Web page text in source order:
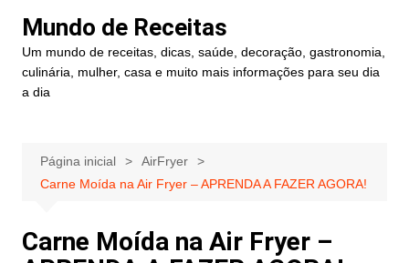
para
conteúdo
Mundo de Receitas
Um mundo de receitas, dicas, saúde, decoração, gastronomia,
culinária, mulher, casa e muito mais informações para seu dia
a dia
Página inicial
AirFryer
Carne Moída na Air Fryer – APRENDA A FAZER AGORA!
Carne Moída na Air Fryer –